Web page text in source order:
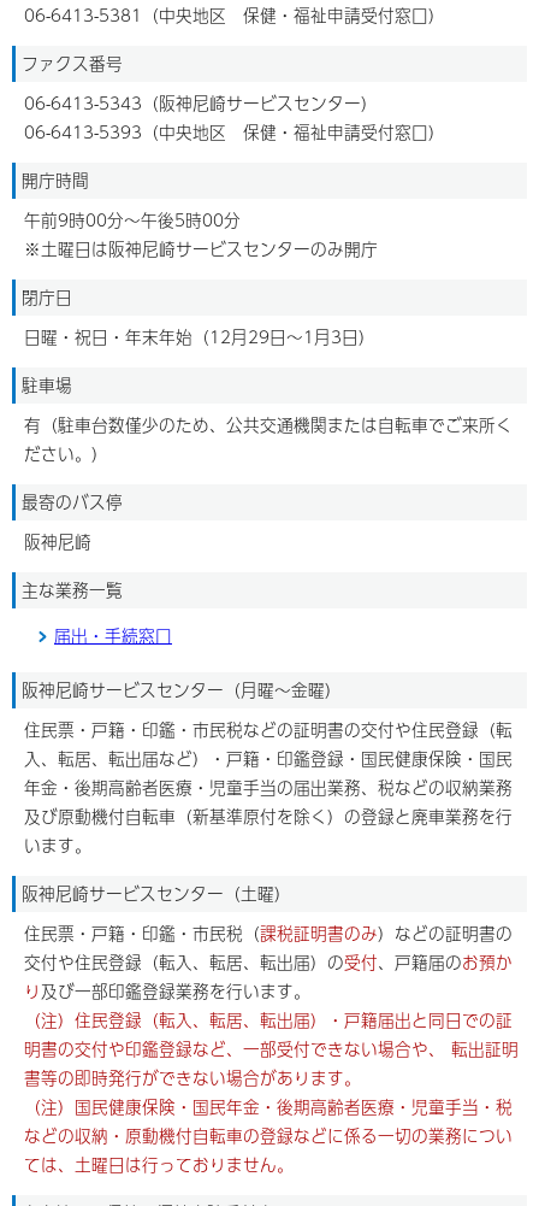
06-6413-5381（中央地区 保健・福祉申請受付窓口）
ファクス番号
06-6413-5343（阪神尼崎サービスセンター）
06-6413-5393（中央地区 保健・福祉申請受付窓口）
開庁時間
午前9時00分～午後5時00分
※土曜日は阪神尼崎サービスセンターのみ開庁
閉庁日
日曜・祝日・年末年始（12月29日～1月3日）
駐車場
有（駐車台数僅少のため、公共交通機関または自転車でご来所く
ださい。）
最寄のバス停
阪神尼崎
主な業務一覧
届出・手続窓口
阪神尼崎サービスセンター（月曜～金曜）
住民票・戸籍・印鑑・市民税などの証明書の交付や住民登録（転
入、転居、転出届など）・戸籍・印鑑登録・国民健康保険・国民
年金・後期高齢者医療・児童手当の届出業務、税などの収納業務
及び原動機付自転車（新基準原付を除く）の登録と廃車業務を行
います。
阪神尼崎サービスセンター（土曜）
住民票・戸籍・印鑑・市民税（課税証明書のみ）などの証明書の
交付や住民登録（転入、転居、転出届）の受付、戸籍届のお預か
り及び一部印鑑登録業務を行います。
（注）住民登録（転入、転居、転出届）・戸籍届出と同日での証
明書の交付や印鑑登録など、一部受付できない場合や、 転出証明
書等の即時発行ができない場合があります。
（注）国民健康保険・国民年金・後期高齢者医療・児童手当・税
などの収納・原動機付自転車の登録などに係る一切の業務につい
ては、土曜日は行っておりません。